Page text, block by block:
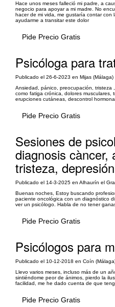
Hace unos meses falleció mi padre, a
negocio para apoyar a mi madre. No
hacer de mi vida, me gustaría contar
ayudarme a transitar este dolor
Pide Precio Gratis
Psicóloga para
Publicado el 26-6-2023 en Mijas (Málaga)
Ansiedad, pánico, preocupación, tristeza
como fatiga crónica, dolores musculares,
erupciones cutáneas, descontrol
Pide Precio Gratis
Sesiones de
diagnosis càncer,
tristeza, depresión
Publicado el 14-3-2025 en Alhaurín el
Buenas noches, Estoy buscando
paciente oncológica con un diagnóstico
ver un psicólogo. Habla de no tener
Pide Precio Gratis
Psicólogos para
Publicado el 10-12-2018 en Coín
Llevo varios meses, incluso más de un
sintiéndome peor de ánimos, pierdo la
facilidad, me he dado cuenta de que
Pide Precio Gratis